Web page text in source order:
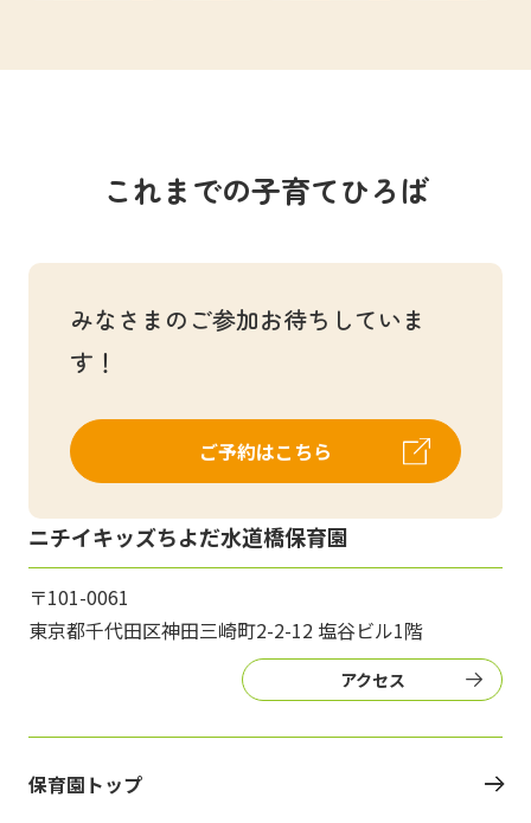
これまでの子育てひろば
みなさまのご参加お待ちしていま
す！
ご予約はこちら
ニチイキッズちよだ水道橋保育園
〒101-0061
東京都千代田区神田三崎町2-2-12 塩谷ビル1階
アクセス
保育園トップ